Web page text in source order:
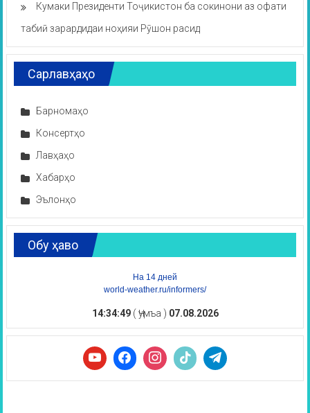
Кумаки Президенти Тоҷикистон ба сокинони аз офати
табиӣ зарардидаи ноҳияи Рӯшон расид
Сарлавҳаҳо
Барномаҳо
Консертҳо
Лавҳаҳо
Хабарҳо
Эълонҳо
Обу ҳаво
На 14 дней
world-weather.ru/informers/
14:34:50( Ҷумъа ) 07.08.2026